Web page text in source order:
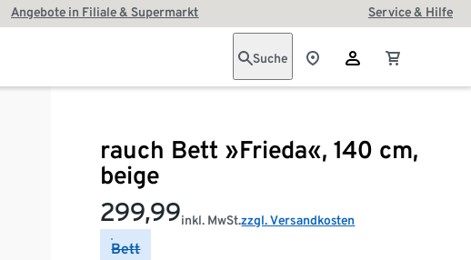
Angebote in Filiale & Supermarkt Service & Hilfe
Suche
rauch Bett »Frieda«, 140 cm,
beige
299,99inkl. MwSt.zzgl. Versandkosten
Bett